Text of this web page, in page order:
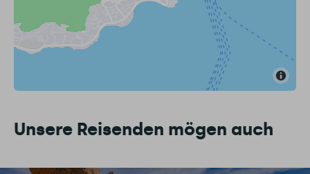
Unsere Reisenden mögen auch